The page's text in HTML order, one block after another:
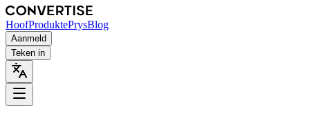
HoofProduktePrysBlog
Aanmeld
Teken in